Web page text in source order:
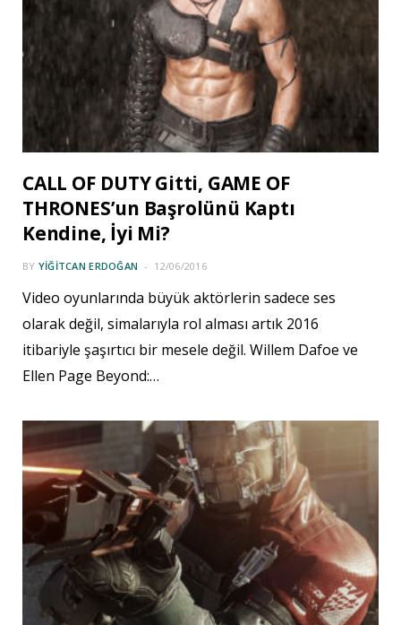
CALL OF DUTY Gitti, GAME OF
THRONES’un Başrolünü Kaptı
Kendine, İyi Mi?
BY YIĞITCAN ERDOĞAN 12/06/2016
Video oyunlarında büyük aktörlerin sadece ses
olarak değil, simalarıyla rol alması artık 2016
itibariyle şaşırtıcı bir mesele değil. Willem Dafoe ve
Ellen Page Beyond:…